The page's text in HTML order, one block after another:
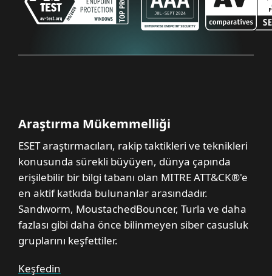
Araştırma Mükemmelliği
ESET araştırmacıları, rakip taktikleri ve teknikleri
konusunda sürekli büyüyen, dünya çapında
erişilebilir bir bilgi tabanı olan MITRE ATT&CK®'e
en aktif katkıda bulunanlar arasındadır.
Sandworm, MoustachedBouncer, Turla ve daha
fazlası gibi daha önce bilinmeyen siber casusluk
gruplarını keşfettiler.
Keşfedin